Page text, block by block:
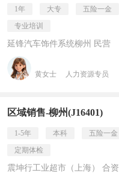
1年 大专 五险一金
专业培训
延锋汽车饰件系统柳州 民营
黄女士 人力资源专员
区域销售-柳州(J16401)
1-5年 本科 五险一金
定期体检
震坤行工业超市（上海） 合资